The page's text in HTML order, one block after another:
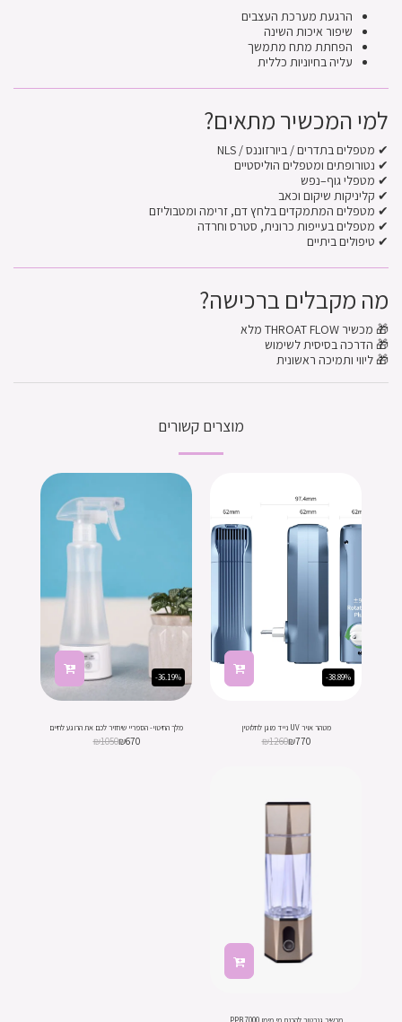
הרגעת מערכת העצבים
שיפור איכות השינה
הפחתת מתח מתמשך
עליה בחיוניות כללית
למי המכשיר מתאים?
✔ מטפלים בתדרים / ביורזוננס / NLS
✔ נטורופתים ומטפלים הוליסטיים
✔ מטפלי גוף–נפש
✔ קליניקות שיקום וכאב
✔ מטפלים המתמקדים בלחץ דם, זרימה ומטבוליזם
✔ מטפלים בעייפות כרונית, סטרס וחרדה
✔ טיפולים ביתיים
מה מקבלים ברכישה?
🎁 מכשיר THROAT FLOW מלא
🎁 הדרכה בסיסית לשימוש
🎁 ליווי ותמיכה ראשונית
מוצרים קשורים
-38.89%
מטהר אויר UV נייד מוגן לחלוטין
₪1260₪770
-36.19%
מלך החיטוי- הספריי שיחזיר לכם את הרוגע לחיים
₪1050₪670